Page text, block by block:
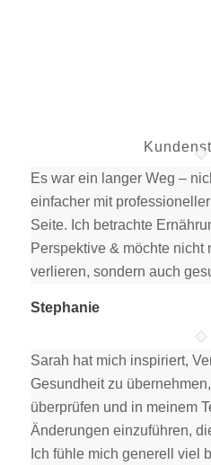
Es war ein langer Weg –
einfacher mit
Seite. Ich betrachte
Perspektive & möchte nicht
verlieren, sondern auch
Stephanie
Sarah hat mich inspiriert,
Gesundheit zu
überprüfen und in meinem
Änderungen einzuführen,
Ich fühle mich generell viel